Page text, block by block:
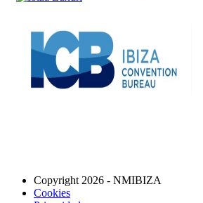
Copyright 2026 - NMIBIZA
Cookies